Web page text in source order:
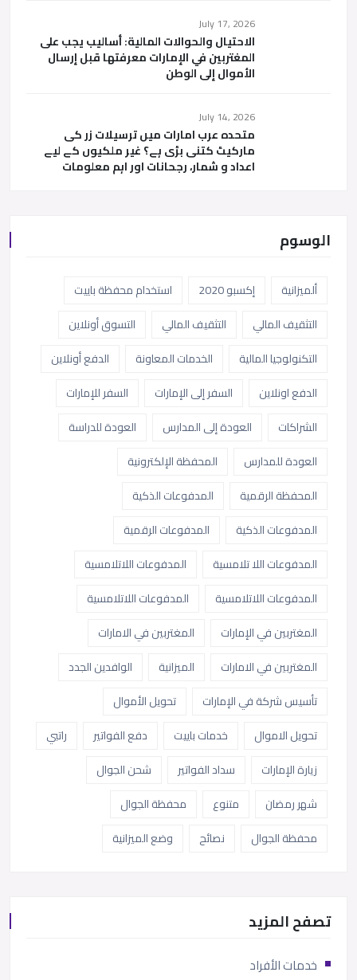
July 17, 2026
الاحتيال والحوالات المالية: أساليب يجب على
المغتربين في الإمارات معرفتها قبل إرسال
الأموال إلى الوطن
July 14, 2026
متحدہ عرب امارات میں ترسیلات زر کی
مارکیٹ کتنی بڑی ہے؟ غیر ملکیوں کے لیے
اعداد و شمار، رجحانات اور اہم معلومات
الوسوم
ألميزانية إكسبو 2020
استخدام محفظة باييت
التثقيف المالي
التثقيف المالي
التسوق أونلاين
التكنولوجيا المالية
الخدمات المعاونة
الدفع أونلاين
الدفع اونلاين
السفر إلى الإمارات
السفر للإمارات
الشراكات
العودة إلى المدارس
العودة للدراسة
العودة للمدارس
المحفظة الإلكترونية
المحفظة الرقمية
المدفوعات الذكية
المدفوعات الذكية
المدفوعات الرقمية
المدفوعات اللا تلامسية
المدفوعات اللاتلامسية
المدفوعات اللاتلامسية
المدفوعات اللاتلامسية
المغتربين في الإمارات
المغتربين في الامارات
المغتربين في الامارات
الميزانية
الوافدين الجدد
تأسيس شركة في الإمارات
تحويل الأموال
تحويل الاموال
خدمات باييت دفع الفواتير
راتبي
زيارة الإمارات
سداد الفواتير
شحن الجوال
شهر رمضان
متنوع
محفظة الجوال
محفظة الجوال
نصائح وضع الميزانية
تصفح المزيد
خدمات الأفراد